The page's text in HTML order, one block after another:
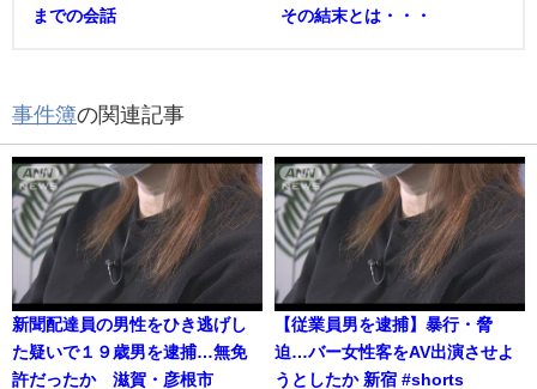
までの会話 その結末とは・・・
事件簿の関連記事
新聞配達員の男性をひき逃げし
た疑いで１９歳男を逮捕…無免
許だったか 滋賀・彦根市
【従業員男を逮捕】暴行・脅
迫…バー女性客をAV出演させよ
うとしたか 新宿 #shorts